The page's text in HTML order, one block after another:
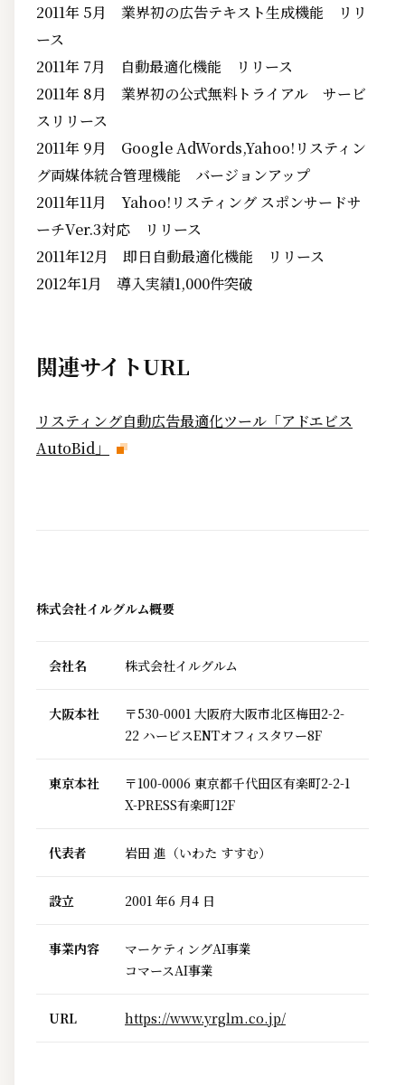
2011年 5月 業界初の広告テキスト生成機能 リリ
ース
2011年 7月 自動最適化機能 リリース
2011年 8月 業界初の公式無料トライアル サービ
スリリース
2011年 9月 Google AdWords,Yahoo!リスティン
グ両媒体統合管理機能 バージョンアップ
2011年11月 Yahoo!リスティング スポンサードサ
ーチVer.3対応 リリース
2011年12月 即日自動最適化機能 リリース
2012年1月 導入実績1,000件突破
関連サイトURL
リスティング自動広告最適化ツール「アドエビス
AutoBid」
株式会社イルグルム概要
会社名 株式会社イルグルム
大阪本社
〒530-0001 大阪府大阪市北区梅田2-2-
22 ハービスENTオフィスタワー8F
東京本社
〒100-0006 東京都千代田区有楽町2-2-1
X-PRESS有楽町12F
代表者 岩田 進（いわた すすむ）
設立 2001 年6 月4 日
事業内容
マーケティングAI事業
コマースAI事業
URL https://www.yrglm.co.jp/